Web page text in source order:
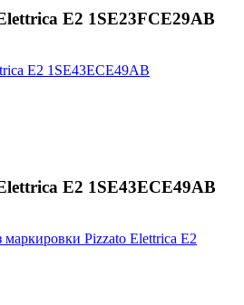
E2 1SE23FCE29AB
E2 1SE43ECE49AB